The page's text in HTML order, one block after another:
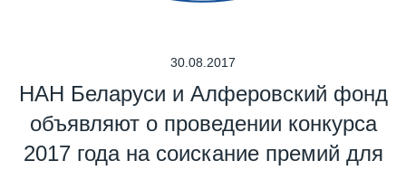
30.08.2017
НАН Беларуси и Алферовский фонд
объявляют о проведении конкурса
2017 года на соискание премий для